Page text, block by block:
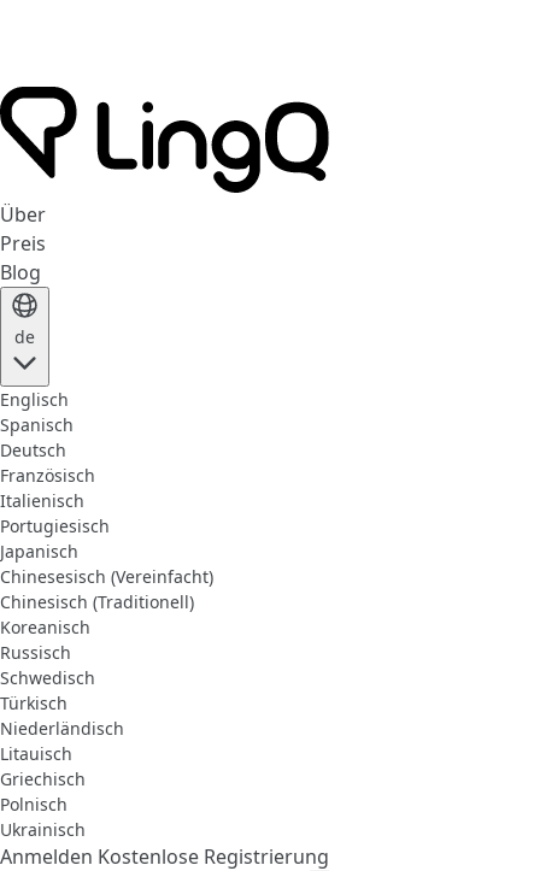
Über
Preis
Blog
de
Englisch
Spanisch
Deutsch
Französisch
Italienisch
Portugiesisch
Japanisch
Chinesesisch (Vereinfacht)
Chinesisch (Traditionell)
Koreanisch
Russisch
Schwedisch
Türkisch
Niederländisch
Litauisch
Griechisch
Polnisch
Ukrainisch
Anmelden Kostenlose Registrierung